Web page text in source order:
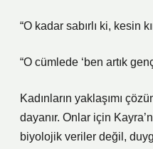
“O kadar sabırlı ki, kesin
“O cümlede ‘ben artık
Kadınların yaklaşımı
dayanır. Onlar için
biyolojik veriler değil,